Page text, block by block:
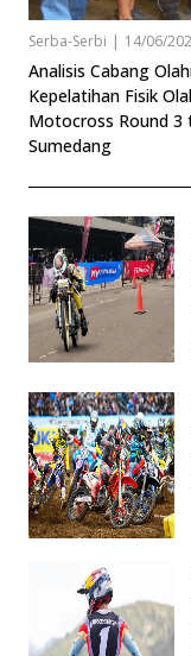
Serba-Serbi | 14/06/
Analisis Cabang
Kepelatihan Fisik
Motocross Round 3
Sumedang